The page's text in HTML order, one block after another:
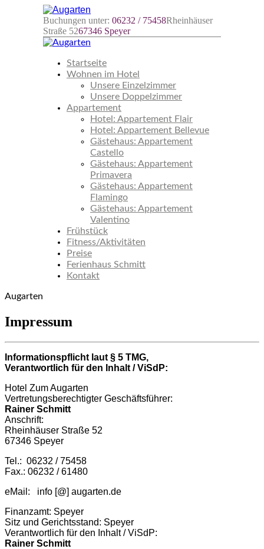
Buchungen unter: 06232 / 75458Rheinhäuser
Straße 5267346 Speyer
Startseite
Wohnen im Hotel
Unsere Einzelzimmer
Unsere Doppelzimmer
Appartement
Hotel: Appartement Flair
Hotel: Appartement Bellevue
Gästehaus: Appartement
Castello
Gästehaus: Appartement
Primavera
Gästehaus: Appartement
Flamingo
Gästehaus: Appartement
Valentino
Frühstück
Fitness/Aktivitäten
Preise
Ferienhaus Schmitt
Kontakt
Augarten
Impressum
Informationspflicht laut § 5 TMG,
Verantwortlich für den Inhalt / ViSdP:
Hotel Zum Augarten
Vertretungsberechtigter Geschäftsführer:
Rainer Schmitt
Anschrift:
Rheinhäuser Straße 52
67346 Speyer
Tel.: 06232 / 75458
Fax.: 06232 / 61480
eMail: info [@] augarten.de
Finanzamt: Speyer
Sitz und Gerichtsstand: Speyer
Verantwortlich für den Inhalt / ViSdP:
Rainer Schmitt